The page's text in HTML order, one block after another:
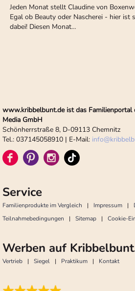
Jeden Monat stellt Claudine von
Egal ob Beauty oder Nascherei - hier ist
dabei! Diesen Monat…
www.kribbelbunt.de ist das Familienportal
Media GmbH
Schönherrstraße 8, D-09113 Chemnitz
Tel.: 037145058910 | E-Mail: info@
Service
Familienprodukte im Vergleich Impressum
Teilnahmebedingungen
Sitemap Cookie-
Werben auf
Vertrieb Siegel Praktikum Kontakt